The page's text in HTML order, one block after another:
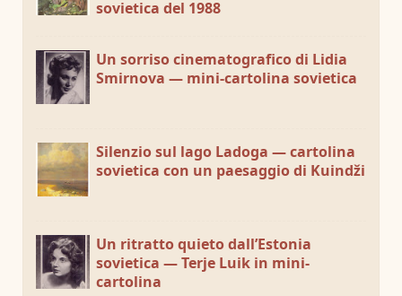
sovietica del 1988
Un sorriso cinematografico di Lidia
Smirnova — mini-cartolina sovietica
Silenzio sul lago Ladoga — cartolina
sovietica con un paesaggio di Kuindži
Un ritratto quieto dall’Estonia
sovietica — Terje Luik in mini-
cartolina